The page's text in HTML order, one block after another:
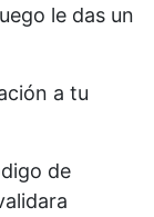
le das un
a tu
de